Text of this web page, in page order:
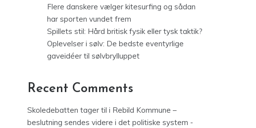
Flere danskere vælger kitesurfing og sådan
har sporten vundet frem
Spillets stil: Hård britisk fysik eller tysk taktik?
Oplevelser i sølv: De bedste eventyrlige
gaveidéer til sølvbrylluppet
Recent Comments
Skoledebatten tager til i Rebild Kommune –
beslutning sendes videre i det politiske system -